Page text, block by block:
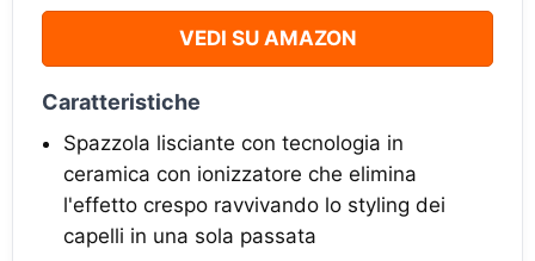
VEDI SU AMAZON
Caratteristiche
Spazzola lisciante con tecnologia in
ceramica con ionizzatore che elimina
l'effetto crespo ravvivando lo styling dei
capelli in una sola passata